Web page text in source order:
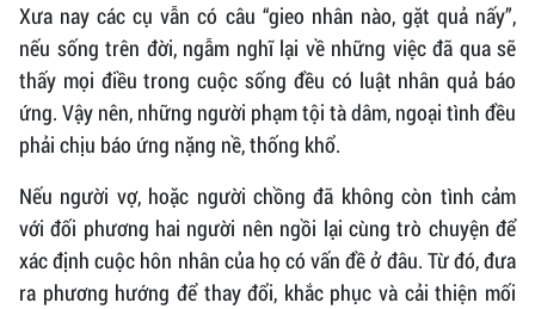
Xưa nay các cụ vẫn có câu “gieo nhân nào, gặt quả nấy”,
nếu sống trên đời, ngẫm nghĩ lại về những việc đã qua sẽ
thấy mọi điều trong cuộc sống đều có luật nhân quả báo
ứng. Vậy nên, những người phạm tội tà dâm, ngoại tình đều
phải chịu báo ứng nặng nề, thống khổ.
Nếu người vợ, hoặc người chồng đã không còn tình cảm
với đối phương hai người nên ngồi lại cùng trò chuyện để
xác định cuộc hôn nhân của họ có vấn đề ở đâu. Từ đó, đưa
ra phương hướng để thay đổi, khắc phục và cải thiện mối